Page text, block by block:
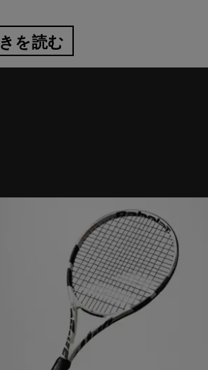
を読む